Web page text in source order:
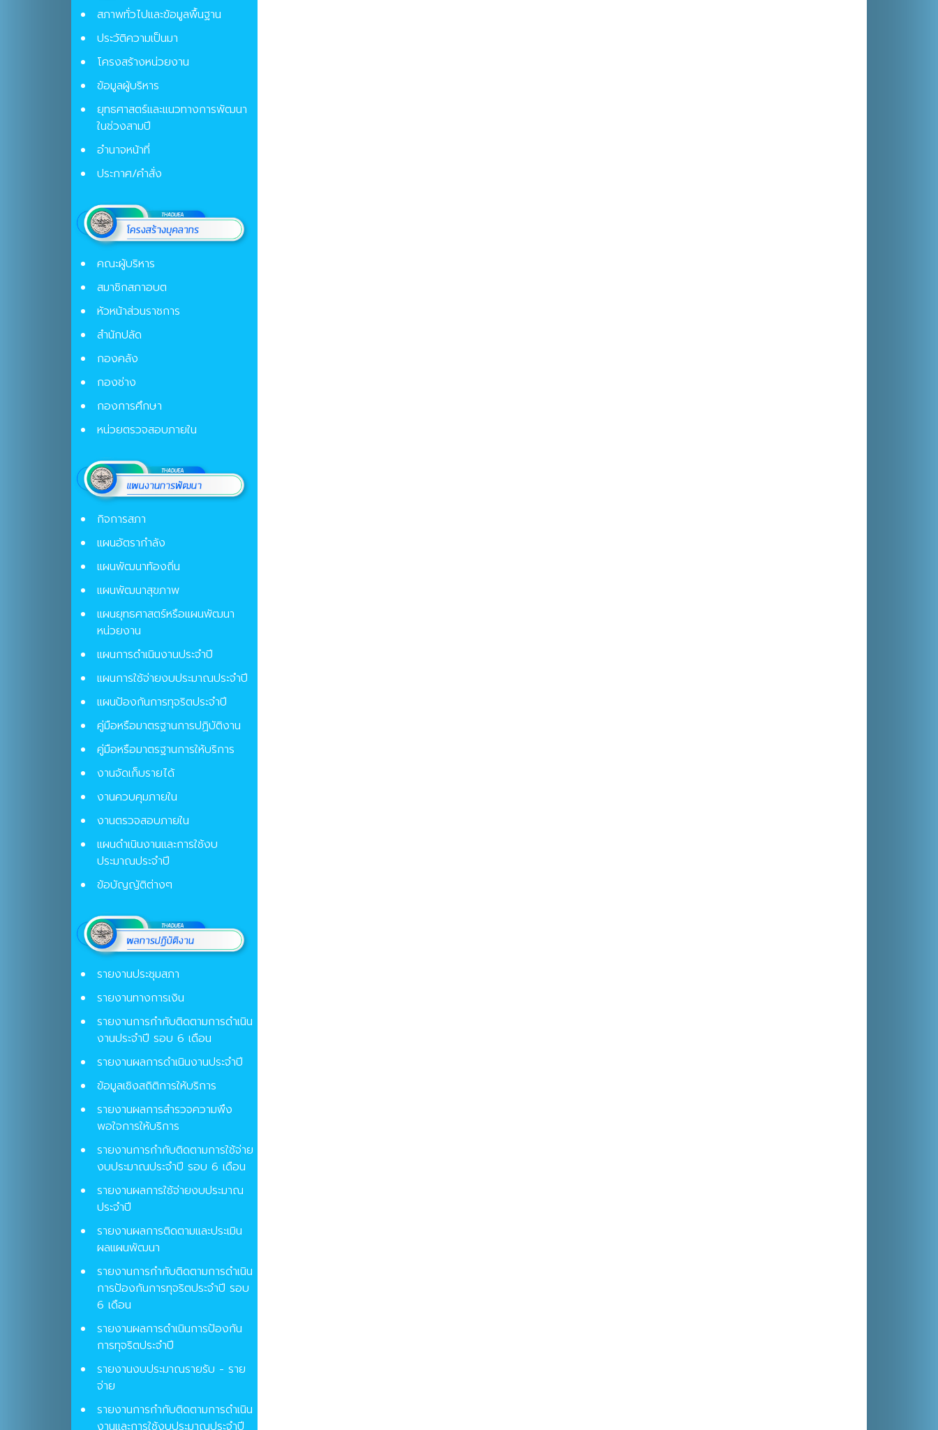
สภาพทั่วไปและข้อมูลพื้นฐาน
ประวัติความเป็นมา
โครงสร้างหน่วยงาน
ข้อมูลผู้บริหาร
ยุทธศาสตร์และแนวทางการพัฒนา
ในช่วงสามปี
อำนาจหน้าที่
ประกาศ/คำสั่ง
คณะผู้บริหาร
สมาชิกสภาอบต
หัวหน้าส่วนราชการ
สำนักปลัด
กองคลัง
กองช่าง
กองการศึกษา
หน่วยตรวจสอบภายใน
กิจการสภา
แผนอัตรากำลัง
แผนพัฒนาท้องถิ่น
แผนพัฒนาสุขภาพ
แผนยุทธศาสตร์หรือแผนพัฒนา
หน่วยงาน
แผนการดำเนินงานประจำปี
แผนการใช้จ่ายงบประมาณประจำปี
แผนป้องกันการทุจริตประจําปี
คู่มือหรือมาตรฐานการปฏิบัติงาน
คู่มือหรือมาตรฐานการให้บริการ
งานจัดเก็บรายได้
งานควบคุมภายใน
งานตรวจสอบภายใน
แผนดำเนินงานและการใช้งบ
ประมาณประจำปี
ข้อบัญญัติต่างๆ
รายงานประชุมสภา
รายงานทางการเงิน
รายงานการกำกับติดตามการดำเนิน
งานประจำปี รอบ 6 เดือน
รายงานผลการดำเนินงานประจำปี
ข้อมูลเชิงสถิติการให้บริการ
รายงานผลการสำรวจความพึง
พอใจการให้บริการ
รายงานการกำกับติดตามการใช้จ่าย
งบประมาณประจำปี รอบ 6 เดือน
รายงานผลการใช้จ่ายงบประมาณ
ประจำปี
รายงานผลการติดตามและประเมิน
ผลแผนพัฒนา
รายงานการกำกับติดตามการดำเนิน
การป้องกันการทุจริตประจำปี รอบ
6 เดือน
รายงานผลการดำเนินการป้องกัน
การทุจริตประจำปี
รายงานงบประมาณรายรับ - ราย
จ่าย
รายงานการกำกับติดตามการดำเนิน
งานและการใช้งบประมาณประจำปี